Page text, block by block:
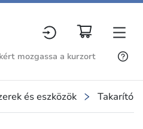
és eszközök